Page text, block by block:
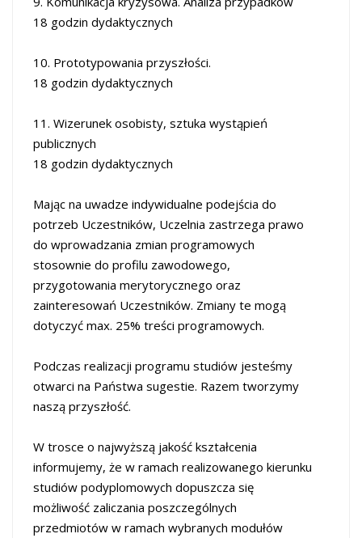
18 godzin dydaktycznych
10. Prototypowania przyszłości.
18 godzin dydaktycznych
11. Wizerunek osobisty, sztuka wystąpień
publicznych
18 godzin dydaktycznych
Mając na uwadze indywidualne podejścia do
potrzeb Uczestników, Uczelnia zastrzega prawo
do wprowadzania zmian programowych
stosownie do profilu zawodowego,
przygotowania merytorycznego oraz
zainteresowań Uczestników. Zmiany te mogą
dotyczyć max. 25% treści programowych.
Podczas realizacji programu studiów jesteśmy
otwarci na Państwa sugestie. Razem tworzymy
naszą przyszłość.
W trosce o najwyższą jakość kształcenia
informujemy, że w ramach realizowanego kierunku
studiów podyplomowych dopuszcza się
możliwość zaliczania poszczególnych
przedmiotów w ramach wybranych modułów